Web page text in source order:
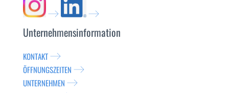
Unternehmensinformation
KONTAKT
ÖFFNUNGSZEITEN
UNTERNEHMEN